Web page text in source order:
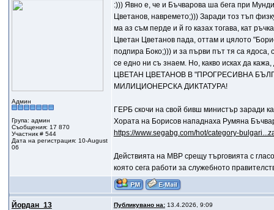
Админ
Група: админ
Съобщения: 17 870
Участник # 544
Дата на регистрация: 10-August
06
:))) Явно е, че и Бъчварова ша бега при
Цветанов, навремето;))) Заради тоз тъп
ма аз съм перде и й го казах тогава, кат
Цветан Цветанов пада, оттам и цялото
подпира Боко;))) и за първи път тя са ядоса,
се едно ни съ знаем. Но, какво исках да
ЦВЕТАН ЦВЕТАНОВ В "ПРОГРЕСИВНА
МИЛИЦИОНЕРСКА ДИКТАТУРА!
ГЕРБ скочи на свой бивш министър заради
Хората на Борисов нападнаха Румяна
https://www.segabg.com/hot/category-
Действията на МВР срещу търговията с
която сега работи за служебното
Йордан_13 Публикувано на:13.4.2026, 9:09